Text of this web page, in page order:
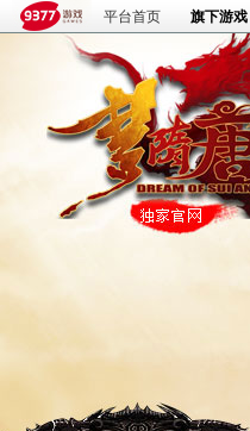
平台首页 旗下游戏